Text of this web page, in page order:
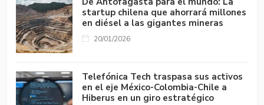
startup chilena que ahorrará millones
en diésel a las gigantes mineras
20/01/2026
Telefónica Tech traspasa sus activos
en el eje México-Colombia-Chile a
Hiberus en un giro estratégico